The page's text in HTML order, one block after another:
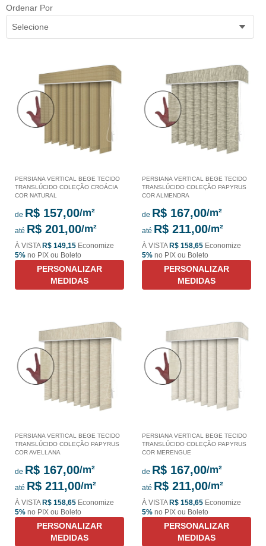
Ordenar Por
Selecione
PERSIANA VERTICAL BEGE TECIDO
TRANSLÚCIDO COLEÇÃO CROÁCIA
COR NATURAL
de R$ 157,00
até R$ 201,00
À VISTAR$ 149,15 Economize
5% no PIX ou Boleto
PERSONALIZAR
MEDIDAS
PERSIANA VERTICAL BEGE TECIDO
TRANSLÚCIDO COLEÇÃO PAPYRUS
COR ALMENDRA
de R$ 167,00
até R$ 211,00
À VISTAR$ 158,65 Economize
5% no PIX ou Boleto
PERSONALIZAR
MEDIDAS
PERSIANA VERTICAL BEGE TECIDO
TRANSLÚCIDO COLEÇÃO PAPYRUS
COR AVELLANA
de R$ 167,00
até R$ 211,00
À VISTAR$ 158,65 Economize
5% no PIX ou Boleto
PERSONALIZAR
MEDIDAS
PERSIANA VERTICAL BEGE TECIDO
TRANSLÚCIDO COLEÇÃO PAPYRUS
COR MERENGUE
de R$ 167,00
até R$ 211,00
À VISTAR$ 158,65 Economize
5% no PIX ou Boleto
PERSONALIZAR
MEDIDAS